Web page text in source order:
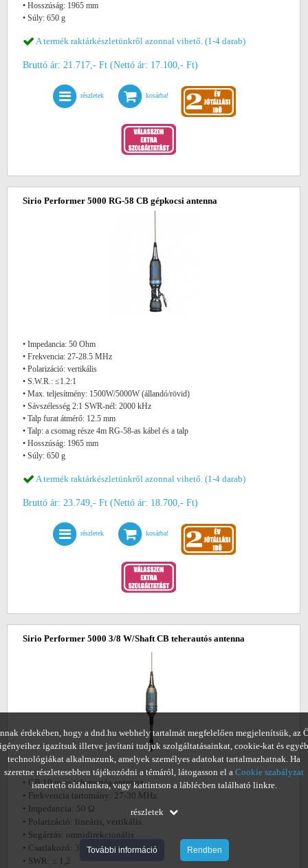
• Hosszúság: 1965 mm
• Súly: 650 g
A termék raktárkészletünkről azonnal vihető. (1-4 darab)
Bruttó ár: 21.717,- Ft (Nettó ár: 17.100,- Ft)
részletek kosárba!
Sirio Performer 5000 RG-58 CB gépkocsi antenna
• Impedancia: 50 Ohm
• Frekvencia: 27-28.5 MHz
• Polarizáció: vertikális
• S.W.R.: ≤1.2:1
• Max. teljesítmény: 1500W/5000W (állandó/rövid)
• Sávszélesség 2:1 SWR-nél: 2000 kHz
• Talp furat átmérő: 12.5 mm
• Talp: a csomag része 4m RG-58-as kábel és a talp
• Hosszúság: 1965 mm
• Súly: 650 g
A termék raktárkészletünkről azonnal vihető. (1-4 darab)
Bruttó ár: 23.749,- Ft (Nettó ár: 18.700,- Ft)
részletek kosárba!
Sirio Performer 5000 3/8 W/Shaft CB teherautós antenna
• CB 10 m-es teherautós antenna
• Frekvencia tartomány: 27-30 MHz
• Impedancia: 50 Ω
• Polarizáció: lineáris, vertikális.
• Sugárzás: omnidirekcionális
• Csatlakozó: 3/8" menetes
• SWR: ≤ 1,2
érdekében, hogy a dnd.hu webhely tartalmát megfelelően megjelenítsük, az
igényeihez igazítsuk illetve javítani tudjuk szolgáltatásainkat, cookie-kat és egyéb
technológiákat alkalmazunk, amelyek személyes adatokat tartalmazhatnak. Ha
szeretne részletesebben tájékozódni a témáról, látogasson el a Cookie szabályzat
ismertető oldalunkra, vagy kattintson a láblécben található linkre.
részletek
További információ Rendben